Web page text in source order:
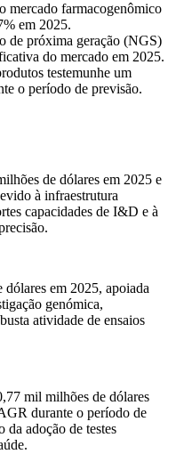
mercado farmacogenômico
em 2025.
de próxima geração (NGS)
do mercado em 2025.
testemunhe um
o período de previsão.
de dólares em 2025 e
à infraestrutura
capacidades de I&D e à
em 2025, apoiada
genómica,
atividade de ensaios
mil milhões de dólares
durante o período de
da adoção de testes